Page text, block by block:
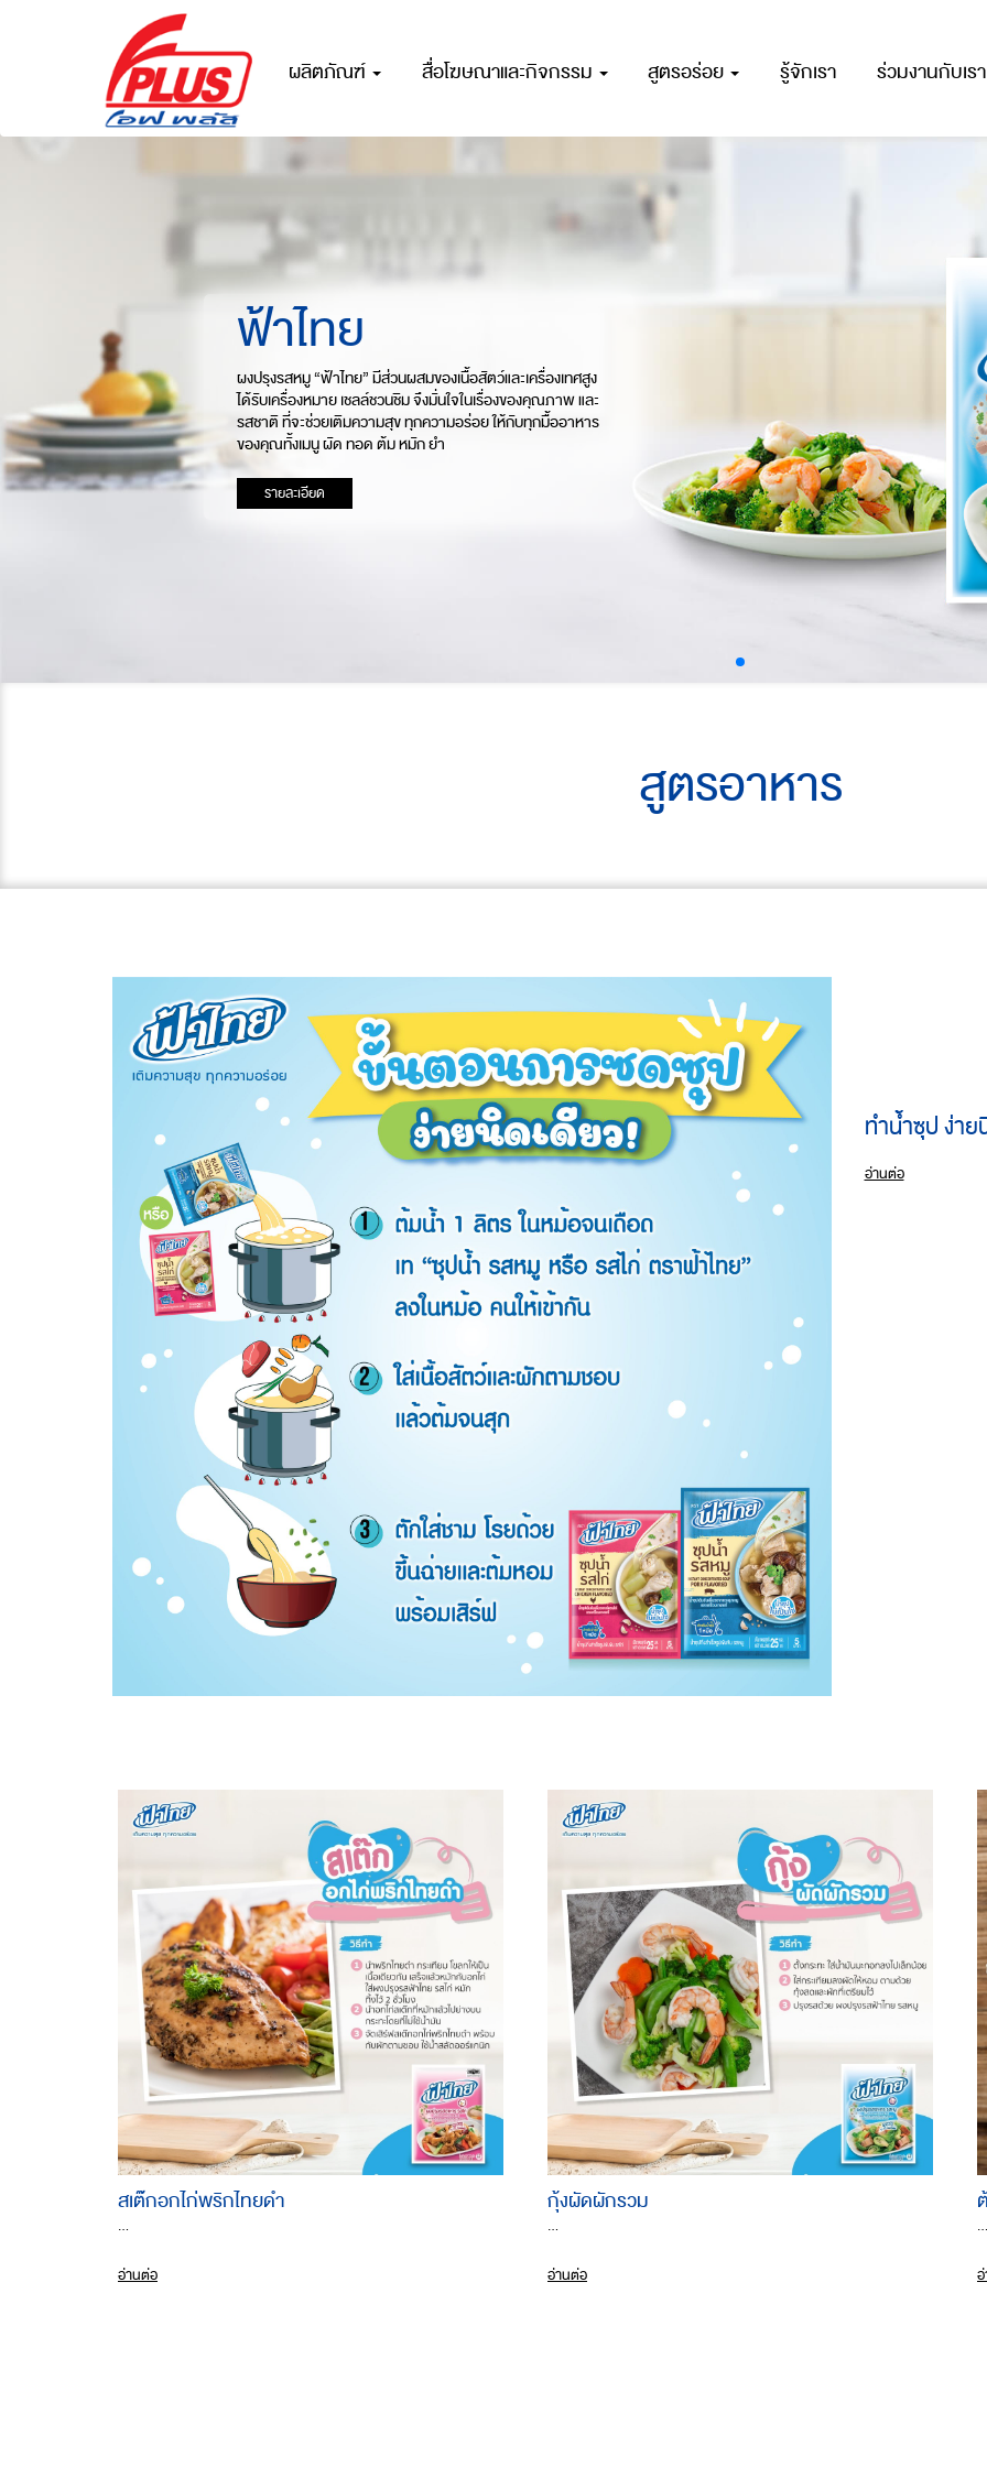
ผลิตภัณฑ์ สื่อโฆษณาและกิจกรรม สูตรอร่อย รู้จักเรา ร่วมงานกับเรา
ฟ้าไทย
ผงปรุงรสหมู “ฟ้าไทย” มีส่วนผสมของเนื้อสัตว์และเครื่องเทศสูง
ได้รับเครื่องหมาย เชลล์ชวนชิม จึงมั่นใจในเรื่องของคุณภาพ และ
รสชาติ ที่จะช่วยเติมความสุข ทุกความอร่อย ให้กับทุกมื้ออาหาร
ของคุณทั้งเมนู ผัด ทอด ต้ม หมัก ยำ
รายละเอียด
สูตรอาหาร
ทำน้ำซุป ง่าย
อ่านต่อ
สเต๊กอกไก่พริกไทยดำ
...
อ่านต่อ
กุ้งผัดผักรวม
...
อ่านต่อ
...